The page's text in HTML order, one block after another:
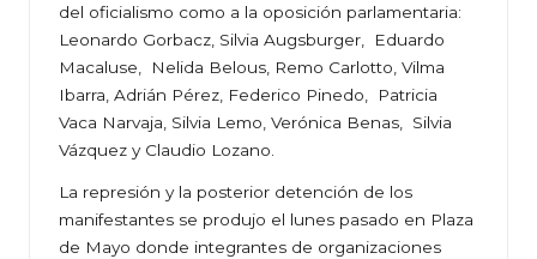
del oficialismo como a la oposición parlamentaria:
Leonardo Gorbacz, Silvia Augsburger, Eduardo
Macaluse, Nelida Belous, Remo Carlotto, Vilma
Ibarra, Adrián Pérez, Federico Pinedo, Patricia
Vaca Narvaja, Silvia Lemo, Verónica Benas, Silvia
Vázquez y Claudio Lozano.
La represión y la posterior detención de los
manifestantes se produjo el lunes pasado en Plaza
de Mayo donde integrantes de organizaciones